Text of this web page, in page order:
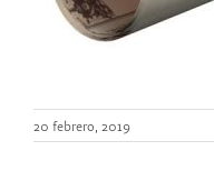
20 febrero, 2019